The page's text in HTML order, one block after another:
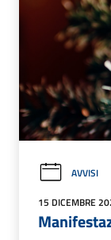
AVVISI
15 DICEMBRE